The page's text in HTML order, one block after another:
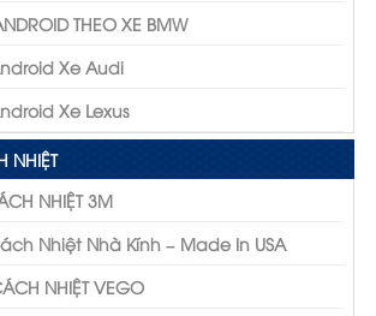
THEO XE BMW
Xe Audi
Xe Lexus
NHIỆT
NHIỆT 3M
Nhiệt Nhà Kính – Made In USA
NHIỆT VEGO